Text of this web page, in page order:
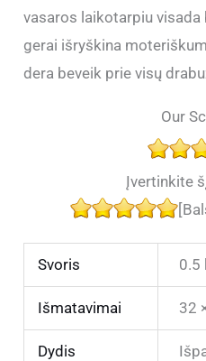
vasaros laikotarpiu visada
gerai išryškina
dera beveik prie visų
Our
Įvertinkite
Svoris 0.5
Išmatavimai 32
Dydis